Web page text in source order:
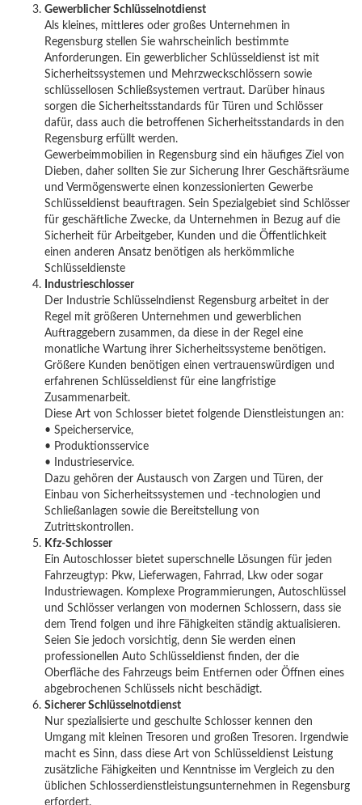
Gewerblicher Schlüsselnotdienst
Als kleines, mittleres oder großes Unternehmen in
Regensburg stellen Sie wahrscheinlich bestimmte
Anforderungen. Ein gewerblicher Schlüsseldienst ist mit
Sicherheitssystemen und Mehrzweckschlössern sowie
schlüssellosen Schließsystemen vertraut. Darüber hinaus
sorgen die Sicherheitsstandards für Türen und Schlösser
dafür, dass auch die betroffenen Sicherheitsstandards in den
Regensburg erfüllt werden.
Gewerbeimmobilien in Regensburg sind ein häufiges Ziel von
Dieben, daher sollten Sie zur Sicherung Ihrer Geschäftsräume
und Vermögenswerte einen konzessionierten Gewerbe
Schlüsseldienst beauftragen. Sein Spezialgebiet sind Schlösser
für geschäftliche Zwecke, da Unternehmen in Bezug auf die
Sicherheit für Arbeitgeber, Kunden und die Öffentlichkeit
einen anderen Ansatz benötigen als herkömmliche
Schlüsseldienste
Industrieschlosser
Der Industrie Schlüsselndienst Regensburg arbeitet in der
Regel mit größeren Unternehmen und gewerblichen
Auftraggebern zusammen, da diese in der Regel eine
monatliche Wartung ihrer Sicherheitssysteme benötigen.
Größere Kunden benötigen einen vertrauenswürdigen und
erfahrenen Schlüsseldienst für eine langfristige
Zusammenarbeit.
Diese Art von Schlosser bietet folgende Dienstleistungen an:
• Speicherservice,
• Produktionsservice
• Industrieservice.
Dazu gehören der Austausch von Zargen und Türen, der
Einbau von Sicherheitssystemen und -technologien und
Schließanlagen sowie die Bereitstellung von
Zutrittskontrollen.
Kfz-Schlosser
Ein Autoschlosser bietet superschnelle Lösungen für jeden
Fahrzeugtyp: Pkw, Lieferwagen, Fahrrad, Lkw oder sogar
Industriewagen. Komplexe Programmierungen, Autoschlüssel
und Schlösser verlangen von modernen Schlossern, dass sie
dem Trend folgen und ihre Fähigkeiten ständig aktualisieren.
Seien Sie jedoch vorsichtig, denn Sie werden einen
professionellen Auto Schlüsseldienst finden, der die
Oberfläche des Fahrzeugs beim Entfernen oder Öffnen eines
abgebrochenen Schlüssels nicht beschädigt.
Sicherer Schlüsselnotdienst
Nur spezialisierte und geschulte Schlosser kennen den
Umgang mit kleinen Tresoren und großen Tresoren. Irgendwie
macht es Sinn, dass diese Art von Schlüsseldienst Leistung
zusätzliche Fähigkeiten und Kenntnisse im Vergleich zu den
üblichen Schlosserdienstleistungsunternehmen in Regensburg
erfordert.